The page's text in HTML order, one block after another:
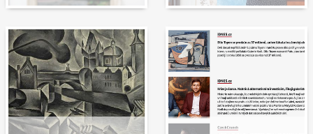
Naše nejvyšší prodeje Napsali o nás